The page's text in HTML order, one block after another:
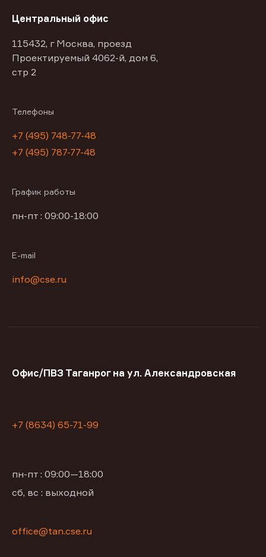
Центральный офис
115432, г Москва, проезд
Проектируемый 4062-й, дом 6,
стр 2
Телефоны
+7 (495) 748-77-48
+7 (495) 787-77-48
График работы
пн-пт : 09:00-18:00
E-mail
info@cse.ru
Офис/ПВЗ Таганрог на ул. Александровская
+7 (8634) 65-71-99
пн-пт : 09:00—18:00
сб, вс : выходной
office@tan.cse.ru